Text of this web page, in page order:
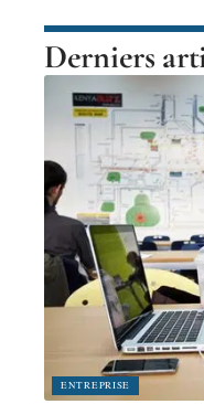
Derniers
ENTREPRISE